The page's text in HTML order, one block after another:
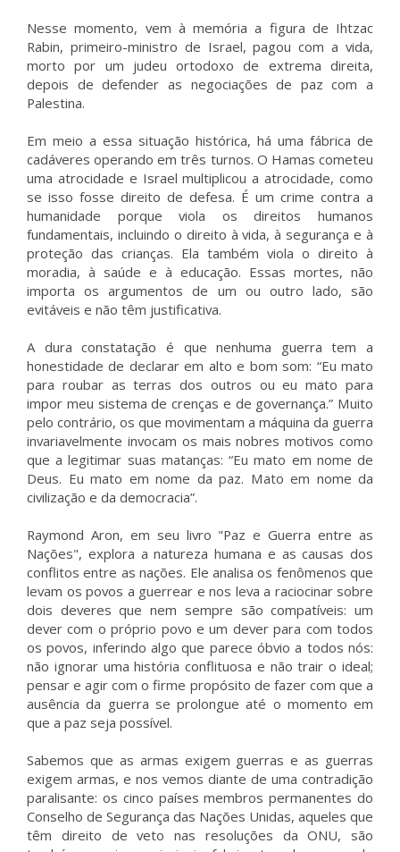
Nesse momento, vem à memória a figura de Ihtzac
Rabin, primeiro-ministro de Israel, pagou com a vida,
morto por um judeu ortodoxo de extrema direita,
depois de defender as negociações de paz com a
Palestina.
Em meio a essa situação histórica, há uma fábrica de
cadáveres operando em três turnos. O Hamas cometeu
uma atrocidade e Israel multiplicou a atrocidade, como
se isso fosse direito de defesa. É um crime contra a
humanidade porque viola os direitos humanos
fundamentais, incluindo o direito à vida, à segurança e à
proteção das crianças. Ela também viola o direito à
moradia, à saúde e à educação. Essas mortes, não
importa os argumentos de um ou outro lado, são
evitáveis e não têm justificativa.
A dura constatação é que nenhuma guerra tem a
honestidade de declarar em alto e bom som: “Eu mato
para roubar as terras dos outros ou eu mato para
impor meu sistema de crenças e de governança.” Muito
pelo contrário, os que movimentam a máquina da guerra
invariavelmente invocam os mais nobres motivos como
que a legitimar suas matanças: “Eu mato em nome de
Deus. Eu mato em nome da paz. Mato em nome da
civilização e da democracia”.
Raymond Aron, em seu livro "Paz e Guerra entre as
Nações", explora a natureza humana e as causas dos
conflitos entre as nações. Ele analisa os fenômenos que
levam os povos a guerrear e nos leva a raciocinar sobre
dois deveres que nem sempre são compatíveis: um
dever com o próprio povo e um dever para com todos
os povos, inferindo algo que parece óbvio a todos nós:
não ignorar uma história conflituosa e não trair o ideal;
pensar e agir com o firme propósito de fazer com que a
ausência da guerra se prolongue até o momento em
que a paz seja possível.
Sabemos que as armas exigem guerras e as guerras
exigem armas, e nos vemos diante de uma contradição
paralisante: os cinco países membros permanentes do
Conselho de Segurança das Nações Unidas, aqueles que
têm direito de veto nas resoluções da ONU, são